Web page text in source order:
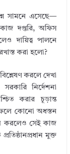
সামনে এসেছে—
কাজ দপ্তরি, অফিস
দায়িত্ব পালনে
করা হলো?
করলে দেখা
নির্দেশনা
করার চূড়ান্ত
ফলে কোনো অধস্তন
করলেও সেই কাজ
মুক্ত